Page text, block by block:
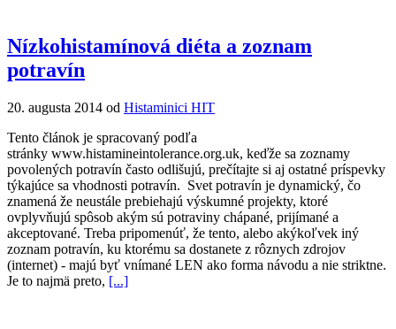
Nízkohistamínová diéta a zoznam
potravín
20. augusta 2014 od Histaminici HIT
Tento článok je spracovaný podľa
stránky www.histamineintolerance.org.uk, keďže sa zoznamy
povolených potravín často odlišujú, prečítajte si aj ostatné príspevky
týkajúce sa vhodnosti potravín. Svet potravín je dynamický, čo
znamená že neustále prebiehajú výskumné projekty, ktoré
ovplyvňujú spôsob akým sú potraviny chápané, prijímané a
akceptované. Treba pripomenúť, že tento, alebo akýkoľvek iný
zoznam potravín, ku ktorému sa dostanete z rôznych zdrojov
(internet) - majú byť vnímané LEN ako forma návodu a nie striktne.
Je to najmä preto, [...]